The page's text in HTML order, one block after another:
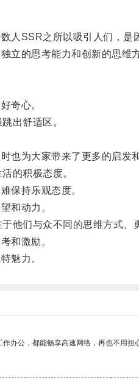
SSR之所以吸引人们，是
的思考能力和创新的思维方
奇心。
出舒适区。
为大家带来了更多的启发和
的积极态度。
保持乐观态度。
和动力。
们与众不同的思维方式、
和激励。
魅力。
办公，都能畅享高速网络，再也不用担